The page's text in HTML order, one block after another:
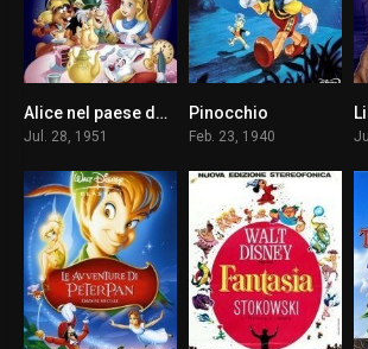
7.4
Alice nel paese delle meraviglie
Jul. 28, 1951
Pinocchio
Feb. 23, 1940